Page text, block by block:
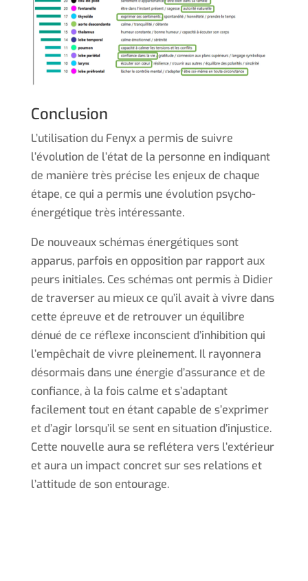
Conclusion
L’utilisation du Fenyx a permis de suivre
l’évolution de l’état de la personne en indiquant
de manière très précise les enjeux de chaque
étape, ce qui a permis une évolution psycho-
énergétique très intéressante.
De nouveaux schémas énergétiques sont
apparus, parfois en opposition par rapport aux
peurs initiales. Ces schémas ont permis à Didier
de traverser au mieux ce qu’il avait à vivre dans
cette épreuve et de retrouver un équilibre
dénué de ce réflexe inconscient d’inhibition qui
l’empêchait de vivre pleinement. Il rayonnera
désormais dans une énergie d’assurance et de
confiance, à la fois calme et s’adaptant
facilement tout en étant capable de s’exprimer
et d’agir lorsqu’il se sent en situation d’injustice.
Cette nouvelle aura se reflétera vers l’extérieur
et aura un impact concret sur ses relations et
l’attitude de son entourage.